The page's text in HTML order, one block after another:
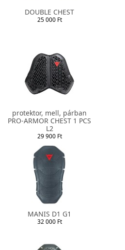
DOUBLE CHEST
25 000 Ft
protektor, mell, párban
PRO-ARMOR CHEST 1 PCS
L2
29 900 Ft
MANIS D1 G1
32 000 Ft